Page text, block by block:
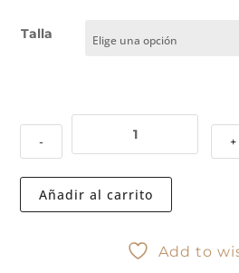
Talla
-
MADISON
+
Añadir al carrito
Add to